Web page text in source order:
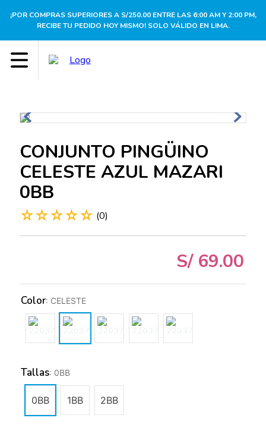
¡POR COMPRAS SUPERIORES A S/250.00 ENTRE LAS 6:00 AM Y 2:00 PM,
RECIBE TU PEDIDO HOY MISMO! SOLO VÁLIDO EN LIMA.
CONJUNTO PINGÜINO
CELESTE AZUL MAZARI
0BB
☆☆☆☆☆ (0)
S/ 69.00
Tallas: 0BB
0BB 1BB 2BB
Color: CELESTE